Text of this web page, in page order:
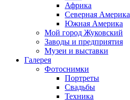
Африка
Северная Америка
Южная Америка
Мой город Жуковский
Заводы и предприятия
Музеи и выставки
Галерея
Фотоснимки
Портреты
Свадьбы
Техника